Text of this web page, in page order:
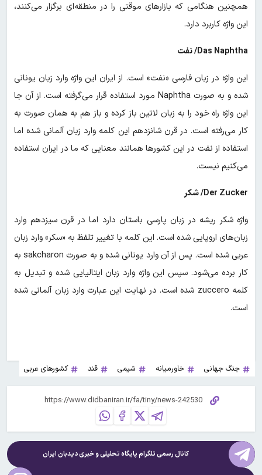
همچنین هنگامی که بازارهای موقتی را در منطقه‌ای برگزار می‌کنند،
این واژه کاربرد دارد.
Das Naphtha/ نفت
این واژه در زبان فارسی «نفت» است. از ایران این واژه وارد زبان یونانی
شده و به صورت Naphtha مورد استفاده قرار می‌گرفته است. از آن جا
این واژه راه خود را به زبان لاتین باز کرده و باز هم به همان صورت به
کار می‌رفته است. در قرن شانزدهم این کلمه وارد زبان آلمانی شده‌ اما
استفاده از نفت در این کشورها همانند معنایی که ما در ایران استفاده
می‌کنیم نیست.
Der Zucker/ شکر
واژه شکر ریشه در زبان پارسی باستان دارد اما در قرن سیزدهم وارد
زبان‌های اروپایی شده است. این کلمه با تغییر تلفظ به «سکر» وارد زبان
عربی شده است. پس از آن وارد یونانی شده و به صورت sakcharon به
کار برده می‌شود. سپس این واژه وارد زبان ایتالیایی شده و تبدیل به
کلمه zuccero شده است. در نهایت این عبارت وارد زبان آلمانی شده
است‌.
جنگ جهانی خاورمیانه شیمی قند کشورهای عربی
کانال رسمی تلگرام پایگاه تحلیلی و خبریدیدبان ایران